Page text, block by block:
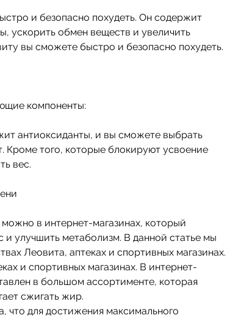
ускорить обмен веществ и увеличить
вы сможете быстро и безопасно похудеть.
компоненты:
антиоксиданты, и вы сможете выбрать
Кроме того, которые блокируют усвоение
вес.
в интернет-магазинах, который
и улучшить метаболизм. В данной статье мы
Леовита, аптеках и спортивных магазинах.
и спортивных магазинах. В интернет-
в большом ассортименте, которая
сжигать жир.
что для достижения максимального